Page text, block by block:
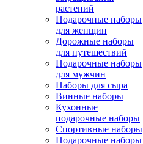
растений
Подарочные наборы
для женщин
Дорожные наборы
для путешествий
Подарочные наборы
для мужчин
Наборы для сыра
Винные наборы
Кухонные
подарочные наборы
Спортивные наборы
Подарочные наборы